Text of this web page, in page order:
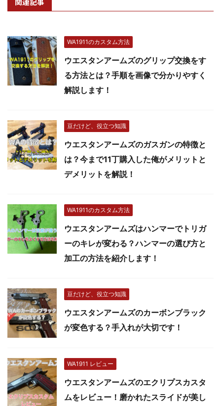
WA1911のカスタム方法
ウエスタンアームズのグリップ交換をす
る方法とは？手順を画像で分かりやすく
解説します！
豆だけど、役立つ知識
ウエスタンアームズのガスガンの特徴と
は？今まで11丁購入した俺がメリットと
デメリットを解説！
WA1911のカスタム方法
ウエスタンアームズはハンマーでトリガ
ーのキレが変わる？ハンマーの選び方と
加工の方法を紹介します！
豆だけど、役立つ知識
ウエスタンアームズのカーボンブラック
が変色する？手入れが大切です！
WA1911 レビュー
ウエスタンアームズのエクリプスカスタ
ムをレビュー！磨かれたスライドが美し